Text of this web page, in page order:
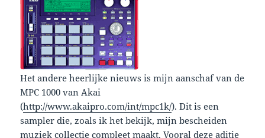
Het andere heerlijke nieuws is mijn aanschaf van de
MPC 1000 van Akai
(http://www.akaipro.com/int/mpc1k/). Dit is een
sampler die, zoals ik het bekijk, mijn bescheiden
muziek collectie compleet maakt. Vooral deze aditie